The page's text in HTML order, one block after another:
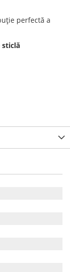
perfectă a
sticlă